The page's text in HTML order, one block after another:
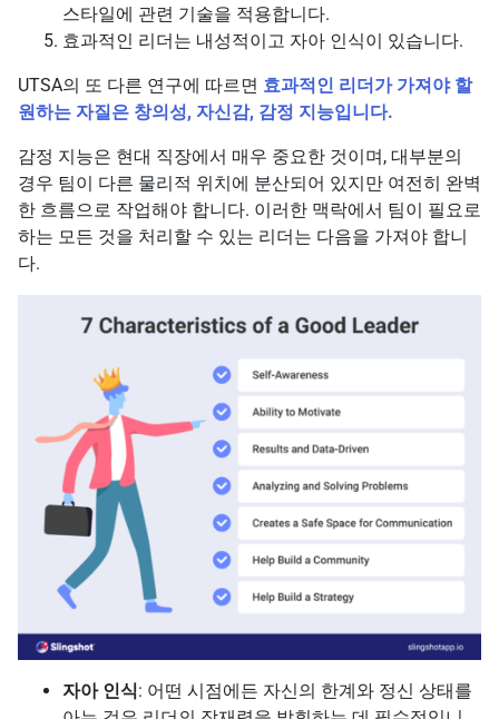
스타일에 관련 기술을 적용합니다.
효과적인 리더는 내성적이고 자아 인식이 있습니다.
UTSA의 또 다른 연구에 따르면 효과적인 리더가 가져야 할
원하는 자질은 창의성, 자신감, 감정 지능입니다.
감정 지능은 현대 직장에서 매우 중요한 것이며, 대부분의
경우 팀이 다른 물리적 위치에 분산되어 있지만 여전히 완벽
한 흐름으로 작업해야 합니다. 이러한 맥락에서 팀이 필요로
하는 모든 것을 처리할 수 있는 리더는 다음을 가져야 합니
다.
자아 인식: 어떤 시점에든 자신의 한계와 정신 상태를